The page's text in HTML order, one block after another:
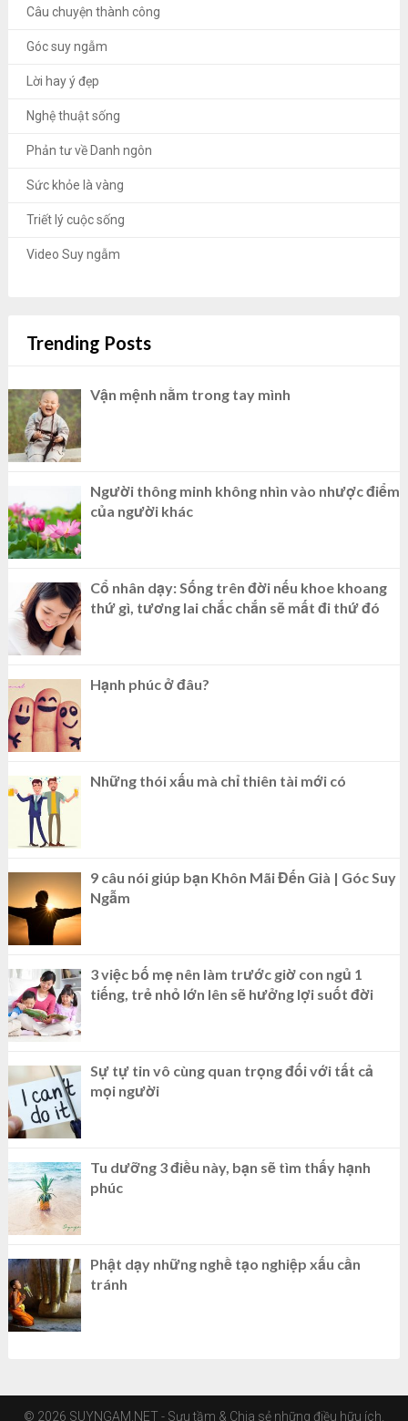
Câu chuyện thành công
Góc suy ngẫm
Lời hay ý đẹp
Nghệ thuật sống
Phản tư về Danh ngôn
Sức khỏe là vàng
Triết lý cuộc sống
Video Suy ngẫm
Trending Posts
Vận mệnh nằm trong tay mình
Người thông minh không nhìn vào nhược điểm
của người khác
Cổ nhân dạy: Sống trên đời nếu khoe khoang
thứ gì, tương lai chắc chắn sẽ mất đi thứ đó
Hạnh phúc ở đâu?
Những thói xấu mà chỉ thiên tài mới có
9 câu nói giúp bạn Khôn Mãi Đến Già | Góc Suy
Ngẫm
3 việc bố mẹ nên làm trước giờ con ngủ 1
tiếng, trẻ nhỏ lớn lên sẽ hưởng lợi suốt đời
Sự tự tin vô cùng quan trọng đối với tất cả
mọi người
Tu dưỡng 3 điều này, bạn sẽ tìm thấy hạnh
phúc
Phật dạy những nghề tạo nghiệp xấu cần
tránh
© 2026 SUYNGAM.NET - Sưu tầm & Chia sẻ những điều hữu ích.